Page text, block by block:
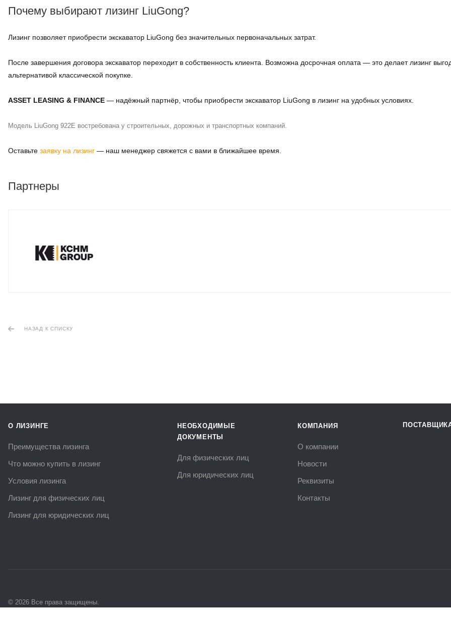
Почему выбирают лизинг LiuGong?
Лизинг позволяет приобрести экскаватор LiuGong без значительных первоначальных затрат.
После завершения договора экскаватор переходит в собственность клиента. Возможна досрочная оплата — это делает лизинг
альтернативой классической покупке.
ASSET LEASING & FINANCE — надёжный партнёр, чтобы приобрести экскаватор LiuGong в лизинг на удобных условиях.
Модель LiuGong 922E востребована у строительных, дорожных и транспортных компаний.
Оставьте заявку на лизинг — наш менеджер свяжется с вами в ближайшее время.
Партнеры
НАЗАД К СПИСКУ
О ЛИЗИНГЕ
Преимущества лизинга
Что можно купить в лизинг
Условия лизинга
Лизинг для физических лиц
Лизинг для юридических лиц
НЕОБХОДИМЫЕ
ДОКУМЕНТЫ
Для физических лиц
Для юридических лиц
КОМПАНИЯ
О компании
Новости
Реквизиты
Контакты
© 2026 Все права защищены.